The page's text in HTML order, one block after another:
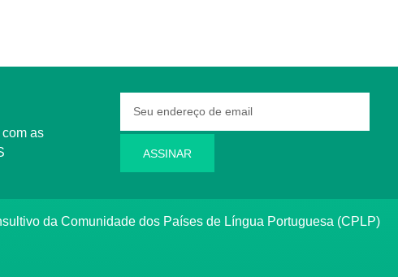
ASSINAR
da Comunidade dos Países de Língua Portuguesa (CPLP)